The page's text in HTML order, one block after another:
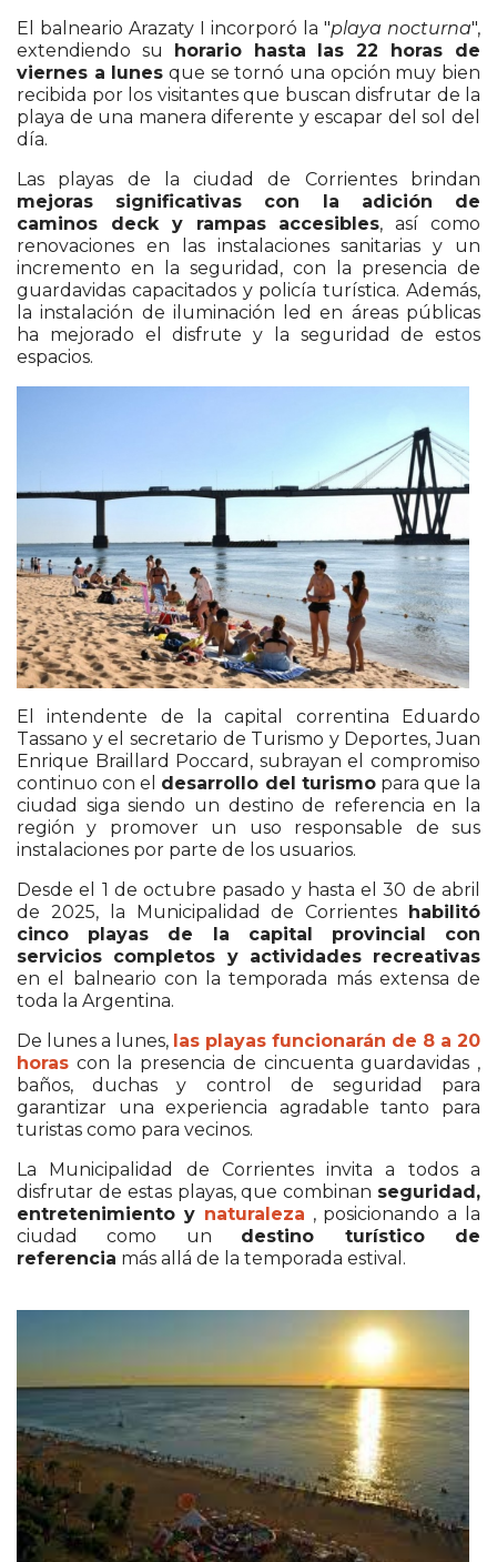
El balneario Arazaty I incorporó la "playa nocturna",
extendiendo su horario hasta las 22 horas de
viernes a lunes que se tornó una opción muy bien
recibida por los visitantes que buscan disfrutar de la
playa de una manera diferente y escapar del sol del
día.
Las playas de la ciudad de Corrientes brindan
mejoras significativas con la adición de
caminos deck y rampas accesibles, así como
renovaciones en las instalaciones sanitarias y un
incremento en la seguridad, con la presencia de
guardavidas capacitados y policía turística. Además,
la instalación de iluminación led en áreas públicas
ha mejorado el disfrute y la seguridad de estos
espacios.
El intendente de la capital correntina Eduardo
Tassano y el secretario de Turismo y Deportes, Juan
Enrique Braillard Poccard, subrayan el compromiso
continuo con el desarrollo del turismopara que la
ciudad siga siendo un destino de referencia en la
región y promover un uso responsable de sus
instalaciones por parte de los usuarios.
Desde el 1 de octubre pasado y hasta el 30 de abril
de 2025, la Municipalidad de Corrientes habilitó
cinco playas de la capital provincial con
servicios completos y actividades recreativas
en el balneario con la temporada más extensa de
toda la Argentina.
De lunes a lunes, las playas funcionarán de 8 a 20
horas con la presencia de cincuenta guardavidas ,
baños, duchas y control de seguridad para
garantizar una experiencia agradable tanto para
turistas como para vecinos.
La Municipalidad de Corrientes invita a todos a
disfrutar de estas playas, que combinan seguridad,
entretenimiento y naturaleza , posicionando a la
ciudad como un destino turístico de
referencia más allá de la temporada estival.